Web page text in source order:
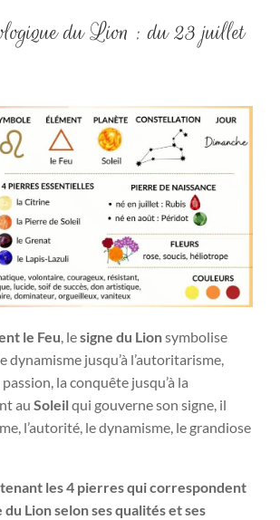
du Lion : du 23 juillet
le Feu, lesigne du Lionsymbolise
dynamisme jusqu’à l’autoritarisme,
passion, la conquête jusqu’à la
au Soleilqui gouverne son signe, il
l’autorité, le dynamisme, le grandiose
les 4 pierresqui correspondent
du Lion selon ses qualités et ses